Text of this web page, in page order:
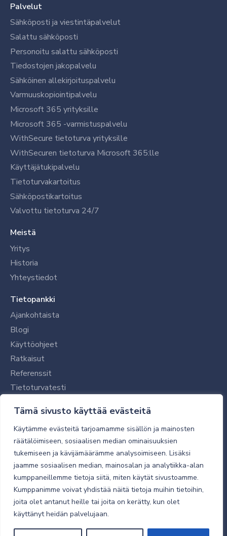
Tämä sivusto käyttää evästeitä
Käytämme evästeitä tarjoamamme sisällön ja mainosten
räätälöimiseen, sosiaalisen median ominaisuuksien
tukemiseen ja kävijämäärämme analysoimiseen. Lisäksi
jaamme sosiaalisen median, mainosalan ja analytiikka-alan
kumppaneillemme tietoja siitä, miten käytät sivustoamme.
Kumppanimme voivat yhdistää näitä tietoja muihin tietoihin,
joita olet antanut heille tai joita on kerätty, kun olet
käyttänyt heidän palvelujaan.
Palvelut
Sähköposti ja viestintäpalvelut
Salattu sähköposti
Personoitu salattu sähköposti
Tiedostojen jakopalvelu
Sähköinen allekirjoituspalvelu
Varmuuskopiointipalvelu
Microsoft 365 yrityksille
Microsoft 365 -varmistuspalvelu
WithSecure tietoturva yrityksille
WithSecuren tietoturva Microsoft 365:lle
Käyttäjätukipalvelu
Tietoturvakartoitus
Sähköpostikartoitus
Valvottu tietoturva 24/7
Meistä
Yritys
Historia
Yhteystiedot
Tietopankki
Ajankohtaista
Blogi
Käyttöohjeet
Ratkaisut
Referenssit
Tietoturvatesti
Tilaajalle
Toimitustavat ja -kulut
Verkkokaupan yleiset ehdot
Toimitusehdot
Tietosuojaseloste
Tietoturva